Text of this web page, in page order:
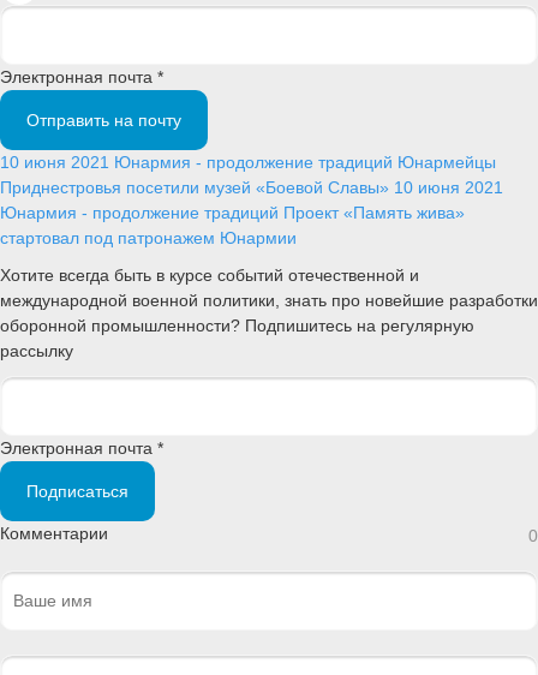
Электронная почта *
Отправить на почту
10 июня 2021 Юнармия - продолжение традиций Юнармейцы
Приднестровья посетили музей «Боевой Славы» 10 июня 2021
Юнармия - продолжение традиций Проект «Память жива»
стартовал под патронажем Юнармии
Хотите всегда быть в курсе событий отечественной и
международной военной политики, знать про новейшие разработки
оборонной промышленности? Подпишитесь на регулярную
рассылку
Электронная почта *
Подписаться
Комментарии 0